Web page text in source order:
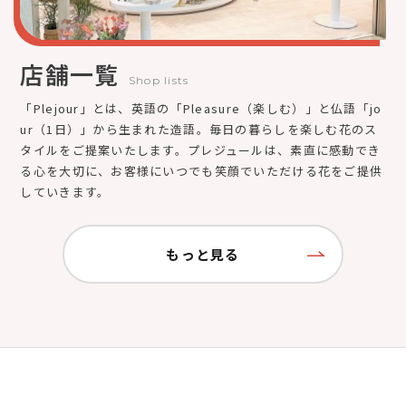
店舗一覧 Shop lists
「Plejour」とは、英語の「Pleasure（楽しむ）」と仏語「jo
ur（1日）」から生まれた造語。毎日の暮らしを楽しむ花のス
タイルをご提案いたします。プレジュールは、素直に感動でき
る心を大切に、お客様にいつでも笑顔でいただける花をご提供
していきます。
もっと見る